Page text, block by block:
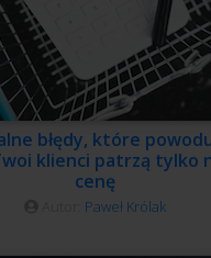
błędy, które
klienci patrzą tylko
cenę
Paweł Królak